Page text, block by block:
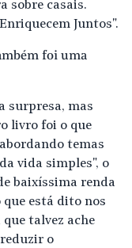
sobre casais.
Juntos".
foi uma
surpresa, mas
livro foi o que
temas
vida simples", o
baixíssima renda
que está dito nos
talvez ache
o